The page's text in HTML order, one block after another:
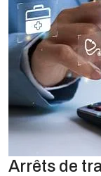
Arrêts de